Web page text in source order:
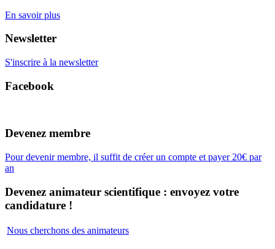
En savoir plus
Newsletter
S'inscrire à la newsletter
Facebook
Devenez membre
Pour devenir membre, il suffit de créer un compte et payer 20€ par
an
Devenez animateur scientifique : envoyez votre
candidature !
Nous cherchons des animateurs